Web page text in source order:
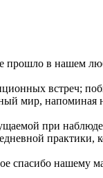
прошло в нашем
встреч;
мир,
при
практики,
спасибо нашему